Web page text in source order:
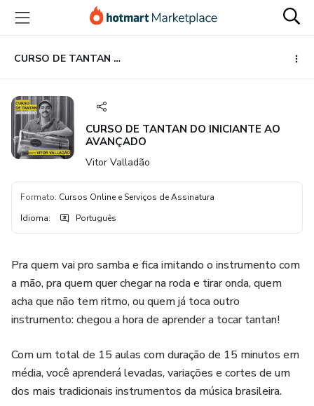
para
conteúdo
principal
para
pagamento
para
rodapé
CURSO DE TANTAN DO INICIANTE AO AVANÇADO
CURSO DE TANTAN DO INICIANTE AO
AVANÇADO
Vitor Valladão
Formato: Cursos Online e Serviços de Assinatura
Idioma: Português
Pra quem vai pro samba e fica imitando o instrumento com
a mão, pra quem quer chegar na roda e tirar onda, quem
acha que não tem ritmo, ou quem já toca outro
instrumento: chegou a hora de aprender a tocar tantan!
Com um total de 15 aulas com duração de 15 minutos em
média, você aprenderá levadas, variações e cortes de um
dos mais tradicionais instrumentos da música brasileira.